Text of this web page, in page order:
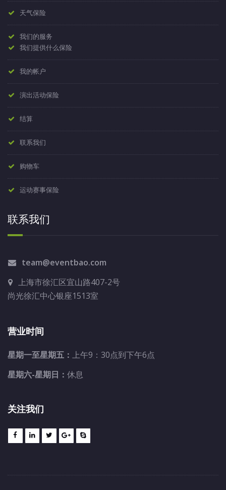
天气保险
我们的服务
我们提供什么保险
我的帐户
演出活动保险
结算
联系我们
购物车
运动赛事保险
联系我们
team@eventbao.com
上海市徐汇区宜山路407-2号
尚光徐汇中心银座1513室
营业时间
星期一至星期五： 上午9：30点到下午6点
星期六-星期日： 休息
关注我们